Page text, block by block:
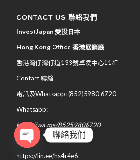
CONTACT US 聯絡我們
InvestJapan 愛投日本
Hong Kong Office 香港展銷廳
香港灣仔灣仔道133號卓凌中心11/F
Contact 聯絡
電話及Whatsapp: (852)5980 6720
Whatsapp:
https://wa.me/85259806720
Line:
https://lin.ee/hs4r4e6
聯絡我們
chaty